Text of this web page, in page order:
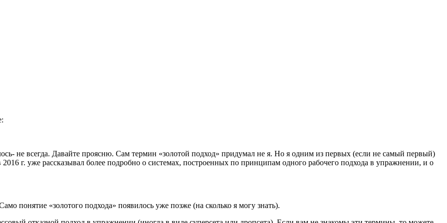
не всегда. Давайте проясню. Сам термин «золотой подход» придумал не я. Но я одним из первых (если не самый первый)
г. уже рассказывал более подробно о системах, построенных по принципам одного рабочего подхода в упражнении, и о
понятие «золотого подхода» появилось уже позже (на сколько я могу знать).